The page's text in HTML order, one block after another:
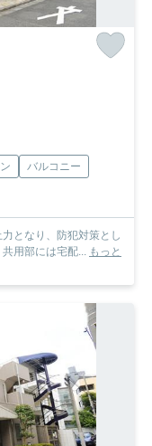
バルコニー
となり、防犯対策とし
用部には宅配... もっと